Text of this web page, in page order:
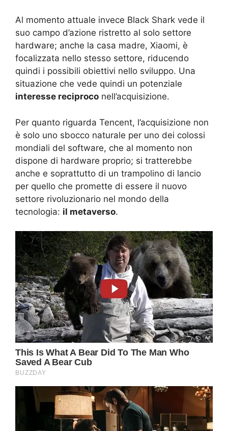
Al momento attuale invece Black Shark vede il
suo campo d’azione ristretto al solo settore
hardware; anche la casa madre, Xiaomi, è
focalizzata nello stesso settore, riducendo
quindi i possibili obiettivi nello sviluppo. Una
situazione che vede quindi un potenziale
interesse reciproco nell’acquisizione.
Per quanto riguarda Tencent, l’acquisizione non
è solo uno sbocco naturale per uno dei colossi
mondiali del software, che al momento non
dispone di hardware proprio; si tratterebbe
anche e soprattutto di un trampolino di lancio
per quello che promette di essere il nuovo
settore rivoluzionario nel mondo della
tecnologia: il metaverso.